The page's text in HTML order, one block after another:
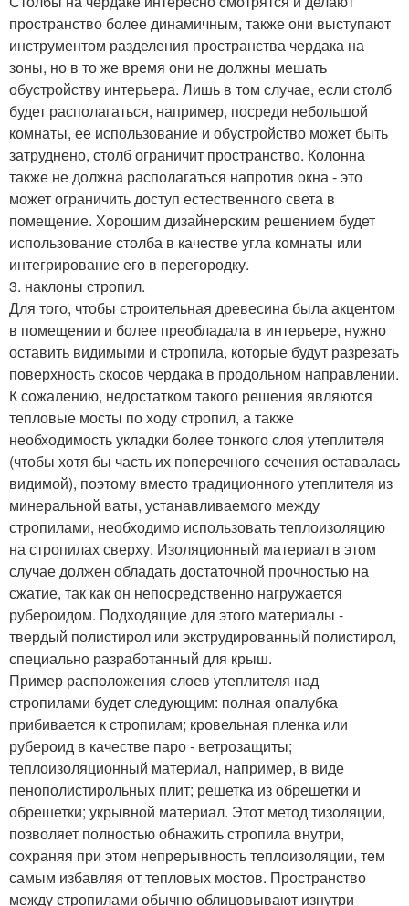
пространство более динамичным, также они выступают
инструментом разделения пространства чердака на
зоны, но в то же время они не должны мешать
обустройству интерьера. Лишь в том случае, если столб
будет располагаться, например, посреди небольшой
комнаты, ее использование и обустройство может быть
затруднено, столб ограничит пространство. Колонна
также не должна располагаться напротив окна - это
может ограничить доступ естественного света в
помещение. Хорошим дизайнерским решением будет
использование столба в качестве угла комнаты или
интегрирование его в перегородку.
3. наклоны стропил.
Для того, чтобы строительная древесина была акцентом
в помещении и более преобладала в интерьере, нужно
оставить видимыми и стропила, которые будут разрезать
поверхность скосов чердака в продольном направлении.
К сожалению, недостатком такого решения являются
тепловые мосты по ходу стропил, а также
необходимость укладки более тонкого слоя утеплителя
(чтобы хотя бы часть их поперечного сечения оставалась
видимой), поэтому вместо традиционного утеплителя из
минеральной ваты, устанавливаемого между
стропилами, необходимо использовать теплоизоляцию
на стропилах сверху. Изоляционный материал в этом
случае должен обладать достаточной прочностью на
сжатие, так как он непосредственно нагружается
рубероидом. Подходящие для этого материалы -
твердый полистирол или экструдированный полистирол,
специально разработанный для крыш.
Пример расположения слоев утеплителя над
стропилами будет следующим: полная опалубка
прибивается к стропилам; кровельная пленка или
рубероид в качестве паро - ветрозащиты;
теплоизоляционный материал, например, в виде
пенополистирольных плит; решетка из обрешетки и
обрешетки; укрывной материал. Этот метод тизоляции,
позволяет полностью обнажить стропила внутри,
сохраняя при этом непрерывность теплоизоляции, тем
самым избавляя от тепловых мостов. Пространство
между стропилами обычно облицовывают изнутри